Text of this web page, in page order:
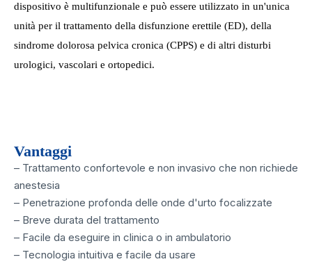
dispositivo è multifunzionale e può essere utilizzato in un'unica
unità per il trattamento della disfunzione erettile (ED), della
sindrome dolorosa pelvica cronica (CPPS) e di altri disturbi
urologici, vascolari e ortopedici.
Vantaggi
– Trattamento confortevole e non invasivo che non richiede
anestesia
– Penetrazione profonda delle onde d'urto focalizzate
– Breve durata del trattamento
– Facile da eseguire in clinica o in ambulatorio
– Tecnologia intuitiva e facile da usare